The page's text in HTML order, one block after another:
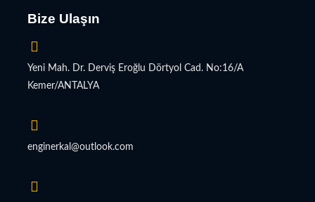
Bize Ulaşın
Yeni Mah. Dr. Derviş Eroğlu Dörtyol Cad. No:16/A
Kemer/ANTALYA
enginerkal@outlook.com